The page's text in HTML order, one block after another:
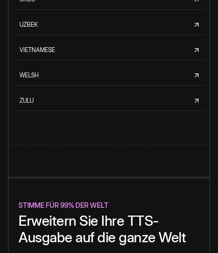
UZBEK
VIETNAMESE
WELSH
ZULU
STIMME FÜR 99% DER WELT
Erweitern Sie Ihre TTS-
Ausgabe auf die ganze Welt